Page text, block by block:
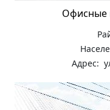
Офисные
Адрес: